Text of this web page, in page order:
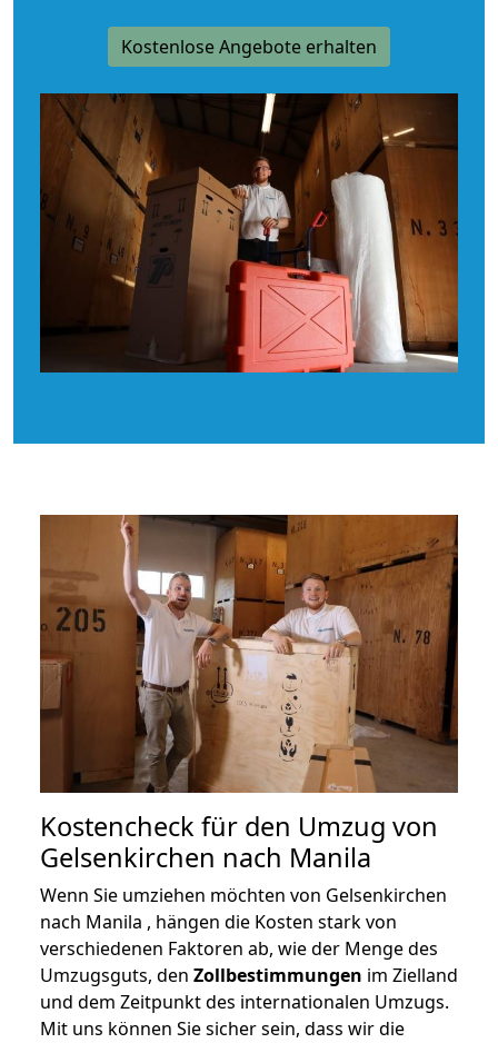
Kostenlose Angebote erhalten
Kostencheck für den Umzug von
Gelsenkirchen nach Manila
Wenn Sie umziehen möchten von Gelsenkirchen
nach Manila , hängen die Kosten stark von
verschiedenen Faktoren ab, wie der Menge des
Umzugsguts, den Zollbestimmungen im Zielland
und dem Zeitpunkt des internationalen Umzugs.
Mit uns können Sie sicher sein, dass wir die